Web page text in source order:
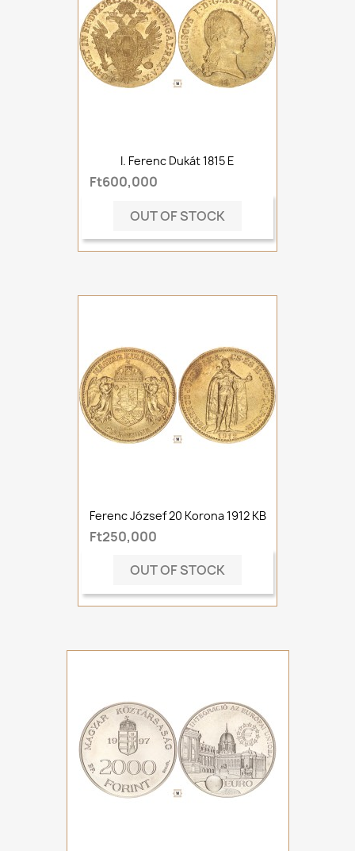
I. Ferenc Dukát 1815 E
Ft600,000
OUT OF STOCK
Ferenc József 20 Korona 1912 KB
Ft250,000
OUT OF STOCK